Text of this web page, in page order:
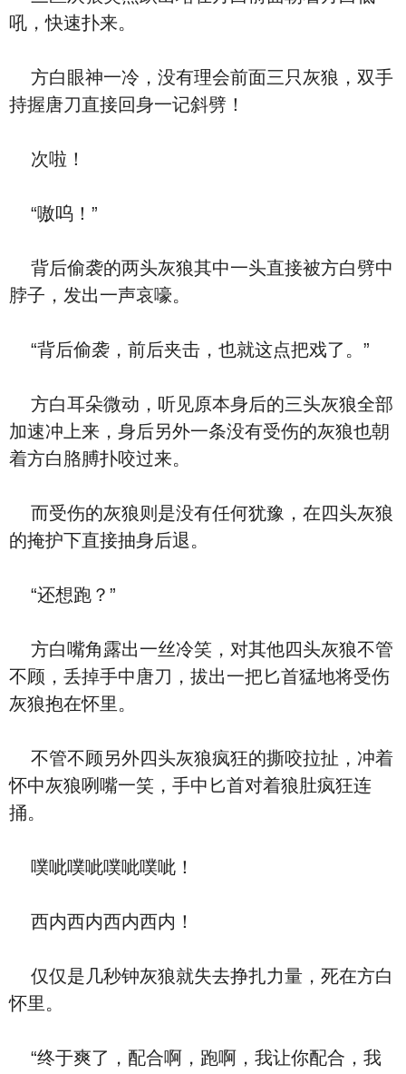
吼，快速扑来。
方白眼神一冷，没有理会前面三只灰狼，双手
持握唐刀直接回身一记斜劈！
次啦！
“嗷呜！”
背后偷袭的两头灰狼其中一头直接被方白劈中
脖子，发出一声哀嚎。
“背后偷袭，前后夹击，也就这点把戏了。”
方白耳朵微动，听见原本身后的三头灰狼全部
加速冲上来，身后另外一条没有受伤的灰狼也朝
着方白胳膊扑咬过来。
而受伤的灰狼则是没有任何犹豫，在四头灰狼
的掩护下直接抽身后退。
“还想跑？”
方白嘴角露出一丝冷笑，对其他四头灰狼不管
不顾，丢掉手中唐刀，拔出一把匕首猛地将受伤
灰狼抱在怀里。
不管不顾另外四头灰狼疯狂的撕咬拉扯，冲着
怀中灰狼咧嘴一笑，手中匕首对着狼肚疯狂连
捅。
噗呲噗呲噗呲噗呲！
西内西内西内西内！
仅仅是几秒钟灰狼就失去挣扎力量，死在方白
怀里。
“终于爽了，配合啊，跑啊，我让你配合，我